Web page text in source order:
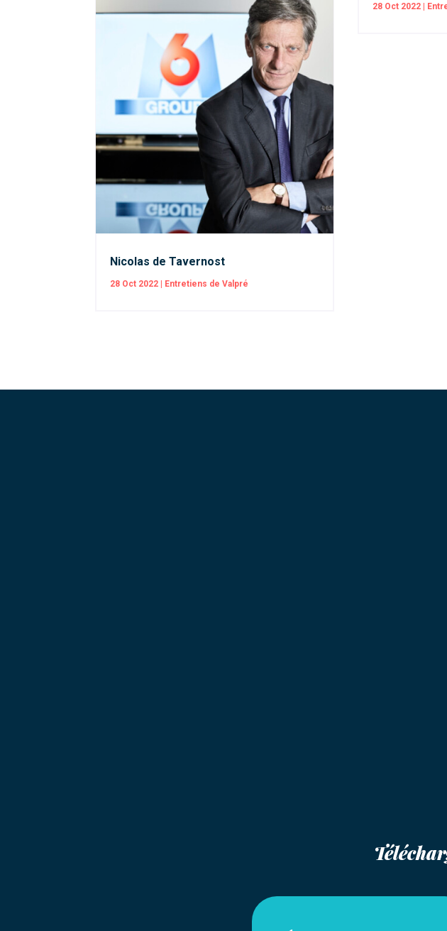
Nicolas de Tavernost
28 Oct 2022 | Entretiens de Valpré
28 Oct 2022|